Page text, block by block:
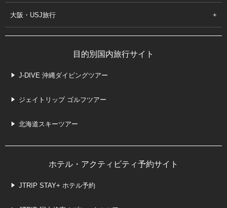
大阪・USJ旅行
目的別国内旅行サイト
J-DIVE 沖縄ダイビングツアー
ジェイトリップ ゴルフツアー
北海道スキーツアー
ホテル・アクティビティ予約サイト
JTRIP STAY+ ホテル予約